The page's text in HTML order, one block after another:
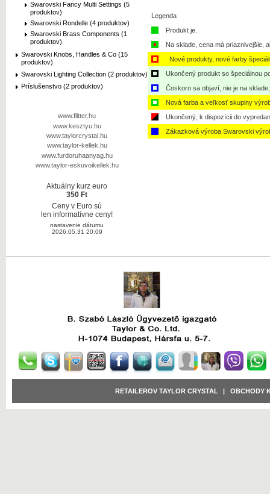
Swarovski Fancy Multi Settings (5
produktov)
Swarovski Rondelle (4 produktov)
Swarovski Brass Components (1
produktov)
Swarovski Knobs, Handles & Co (15
produktov)
Swarovski Lighting Collection (2 produktov)
Príslušenstvo (2 produktov)
www.flitter.hu
www.kesztyu.hu
www.taylorcrystal.hu
www.taylor-kellek.hu
www.furdoruhaanyag.hu
www.taylor-eskuvoikellek.hu
Aktuálny kurz euro
350 Ft
Ceny v Euro sú
len informatívne ceny!
nastavenie dátumu
2026.05.31 20:09
Legenda
Produkt je.
Na sklade, cena má priaznivejšie,
Nové produkty, nové farby
Ukončený produkt so špeciálnou
Čoskoro sa objaví, nie je na
Nová farba a veľkosť skupiny
Ukončený, k dispozícii do
Zákazková výroba Swarovski
RETAILEROV TAYLOR CRYSTAL OBCHODY